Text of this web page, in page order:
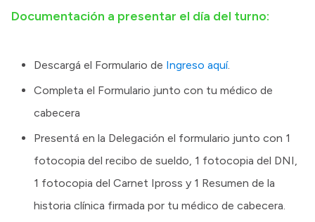
Documentación a presentar el día del turno:
Descargá el Formulario de Ingreso aquí.
Completa el Formulario junto con tu médico de
cabecera
Presentá en la Delegación el formulario junto con 1
fotocopia del recibo de sueldo, 1 fotocopia del DNI,
1 fotocopia del Carnet Ipross y 1 Resumen de la
historia clínica firmada por tu médico de cabecera.